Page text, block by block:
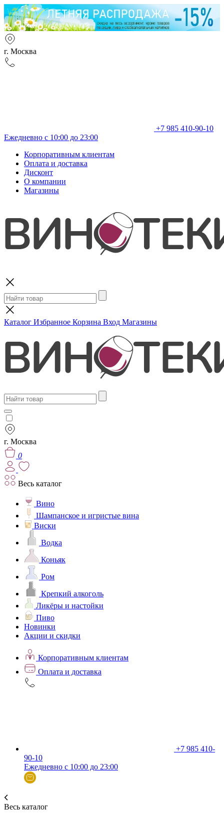
г. Москва
+7 985 410-90-10
Ежедневно с 10:00 до 23:00
Корпоративным клиентам
Оплата и доставка
Дисконт
О компании
Магазины
Каталог Избранное Корзина Вход Магазины
г. Москва
0
Весь каталог
Вино
Шампанское и игристые вина
Виски
Водка
Коньяк
Ром
Крепкий алкоголь
Ликёры и настойки
Пиво
Новинки
Акции и скидки
Корпоративным клиентам
Оплата и доставка
+7 985 410-
90-10
Ежедневно с 10:00 до 23:00
Весь каталог